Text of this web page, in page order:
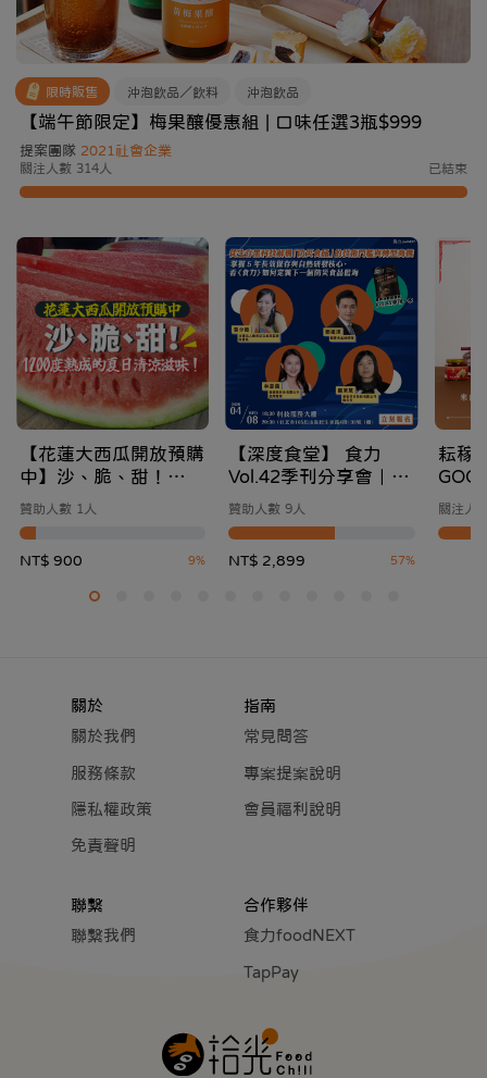
限時販售 沖泡飲品／飲料 沖泡飲品
【端午節限定】梅果釀優惠組 | 口味任選3瓶$999
提案團隊 2021社會企業
關注人數 314人 已結束
【花蓮大西瓜開放預購
中】沙、脆、甜！
1200度熟成的夏日清
涼滋味
贊助人數 1人
9%
NT$ 900
【深度食堂】 食力
Vol.42季刊分享會｜重
新定義防災食品，讓
「備災」成為「日常」
打造你的安心飲食提
案！
贊助人數 9人
57%
NT$ 2,899
耘稼
土地
溫度
關注人
關於
關於我們
服務條款
隱私權政策
免責聲明
指南
常見問答
專案提案說明
會員福利說明
聯繫
聯繫我們
合作夥伴
食力foodNEXT
TapPay